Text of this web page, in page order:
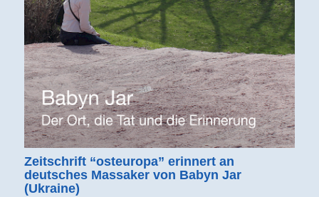
Zeitschrift “osteuropa” erinnert an
deutsches Massaker von Babyn Jar
(Ukraine)